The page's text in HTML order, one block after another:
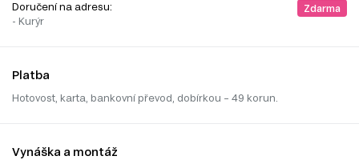
Doručení na adresu:
- Kurýr
Zdarma
Platba
Hotovost, karta, bankovní převod, dobírkou – 49 korun.
Vynáška a montáž